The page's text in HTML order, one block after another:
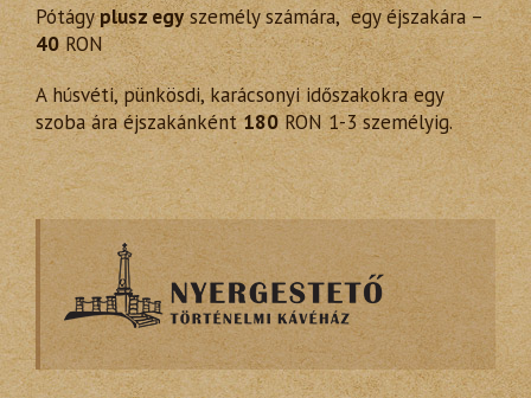
Pótágyplusz egyszemély számára, egy éjszakára –
40RON
A húsvéti, pünkösdi, karácsonyi időszakokra egy
szoba ára éjszakánként180RON 1-3 személyig.